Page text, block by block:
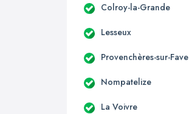
Colroy-la-Grande
Lesseux
Provenchères-sur-Fave
Nompatelize
La Voivre